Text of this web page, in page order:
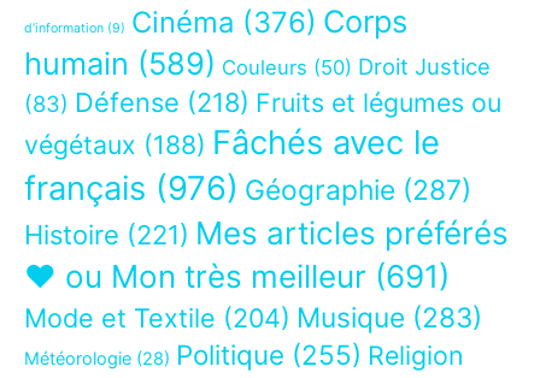
d’information (9) Cinéma (376) Corps
humain (589) Couleurs (50) Droit Justice
(83) Défense (218) Fruits et légumes ou
végétaux (188) Fâchés avec le
français (976) Géographie (287)
Histoire (221) Mes articles préférés
❤ ou Mon très meilleur (691)
Mode et Textile (204) Musique (283)
Météorologie (28) Politique (255) Religion